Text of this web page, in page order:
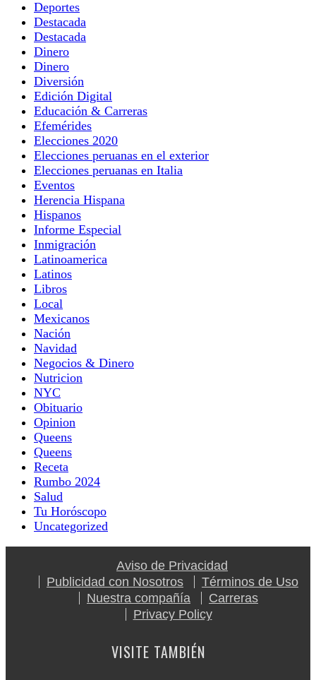
Deportes
Destacada
Destacada
Dinero
Dinero
Diversión
Edición Digital
Educación & Carreras
Efemérides
Elecciones 2020
Elecciones peruanas en el exterior
Elecciones peruanas en Italia
Eventos
Herencia Hispana
Hispanos
Informe Especial
Inmigración
Latinoamerica
Latinos
Libros
Local
Mexicanos
Nación
Navidad
Negocios & Dinero
Nutricion
NYC
Obituario
Opinion
Queens
Queens
Receta
Rumbo 2024
Salud
Tu Horóscopo
Uncategorized
Aviso de Privacidad
Publicidad con Nosotros
Términos de Uso
Nuestra compañía
Carreras
Privacy Policy
VISITE TAMBIÉN